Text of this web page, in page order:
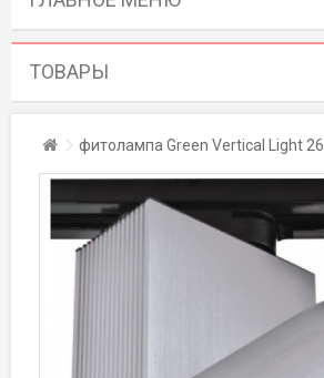
ТОВАРЫ
Главная
фитолампа Green Vertical Light 26